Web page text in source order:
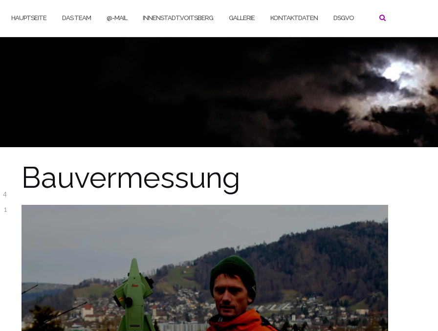
HAUPTSEITE DAS TEAM @-MAIL INNENSTADT.VOITSBERG GALLERIE KONTAKTDATEN DSGVO
4
1
Urkundstätigkeit Gerichtssachverständiger
Bauvermessung